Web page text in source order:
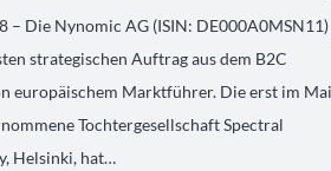
– Die Nynomic AG (ISIN: DE000A0MSN11)
strategischen Auftrag aus dem B2C
europäischem Marktführer. Die erst im
Tochtergesellschaft Spectral
Helsinki, hat…